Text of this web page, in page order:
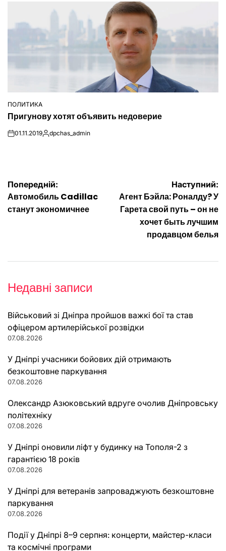
ОПУБЛІКУВАТИ
ПОЛИТИКА
Пригунову хотят объявить недоверие
on01.11.2019Опубліковано
dpchas_admin
Навігація
записів
Попередній:
Автомобиль Cadillac
станут экономичнее
Наступний:
Агент Бэйла: Роналду? У
Гарета свой путь – он не
хочет быть лучшим
продавцом белья
Недавні записи
Військовий зі Дніпра пройшов важкі бої та став
офіцером артилерійської розвідки
07.08.2026
У Дніпрі учасники бойових дій отримають
безкоштовне паркування
07.08.2026
Олександр Азюковський вдруге очолив Дніпровську
політехніку
07.08.2026
У Дніпрі оновили ліфт у будинку на Тополя-2 з
гарантією 18 років
07.08.2026
У Дніпрі для ветеранів запроваджують безкоштовне
паркування
07.08.2026
Події у Дніпрі 8–9 серпня: концерти, майстер-класи
та космічні програми